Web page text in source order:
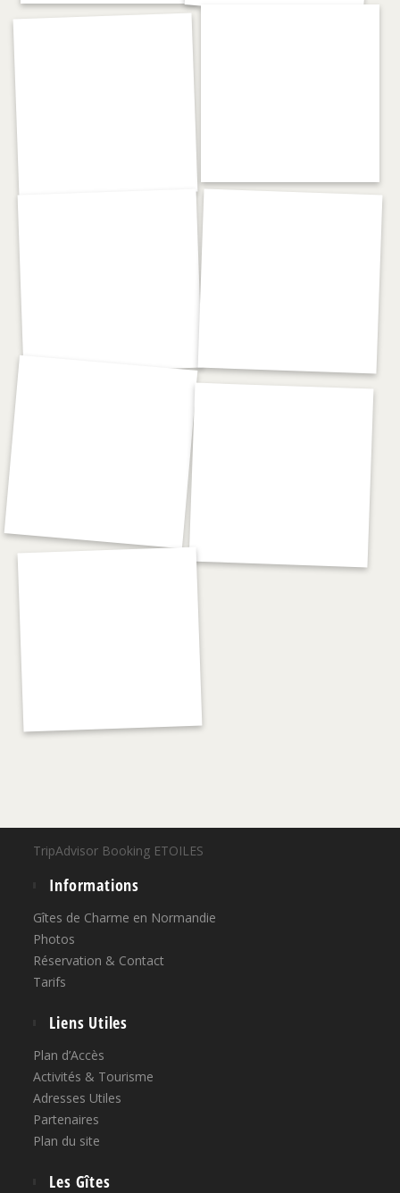
TripAdvisor Booking ETOILES
Informations
Gîtes de Charme en Normandie
Photos
Réservation & Contact
Tarifs
Liens Utiles
Plan d’Accès
Activités & Tourisme
Adresses Utiles
Partenaires
Plan du site
Les Gîtes